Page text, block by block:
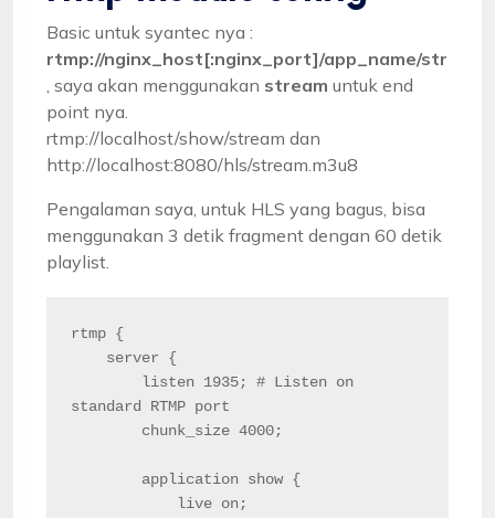
Basic untuk syantec nya :
rtmp://nginx_host[:nginx_port]/app_name/
, saya akan menggunakan stream untuk end
point nya.
rtmp://localhost/show/stream dan
http://localhost:8080/hls/stream.m3u8
Pengalaman saya, untuk HLS yang bagus, bisa
menggunakan 3 detik fragment dengan 60 detik
playlist.
rtmp {
standard RTMP port